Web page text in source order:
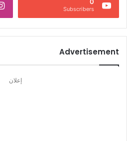
0
Subscribers
Advertisement
إعلان